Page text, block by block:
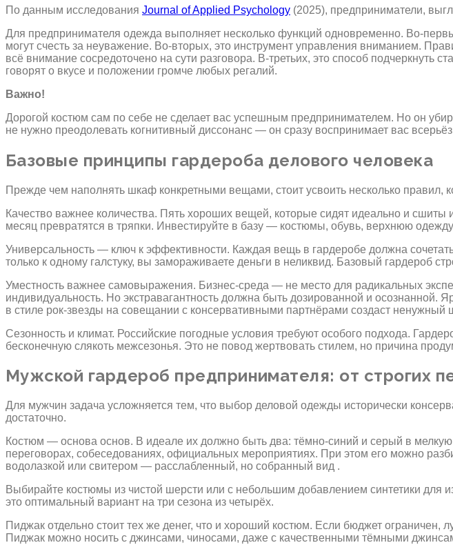
По данным исследования Journal of Applied Psychology (2025), предприниматели,
Для предпринимателя одежда выполняет несколько функций одновременно. Во-
могут счесть за неуважение. Во-вторых, это инструмент управления вниманием.
всё внимание сосредоточено на сути разговора. В-третьих, это способ
говорят о вкусе и положении громче любых регалий.
Важно!
Дорогой костюм сам по себе не сделает вас успешным предпринимателем. Но он
не нужно преодолевать когнитивный диссонанс — он сразу воспринимает вас
Базовые принципы гардероба делового человека
Прежде чем наполнять шкаф конкретными вещами, стоит усвоить несколько правил,
Качество важнее количества. Пять хороших вещей, которые сидят идеально и
месяц превратятся в тряпки. Инвестируйте в базу — костюмы, обувь, верхнюю
Универсальность — ключ к эффективности. Каждая вещь в гардеробе должна
только к одному галстуку, вы замораживаете деньги в неликвид. Базовый гардероб
Уместность важнее самовыражения. Бизнес-среда — не место для радикальных
индивидуальность. Но экстравагантность должна быть дозированной и
в стиле рок-звезды на совещании с консервативными партнёрами создаст ненужный
Сезонность и климат. Российские погодные условия требуют особого подхода.
бесконечную слякоть межсезонья. Это не повод жертвовать стилем, но причина
Мужской гардероб предпринимателя: от строгих
Для мужчин задача усложняется тем, что выбор деловой одежды исторически
достаточно.
Костюм — основа основ. В идеале их должно быть два: тёмно-синий и серый в
переговорах, собеседованиях, официальных мероприятиях. При этом его можно
водолазкой или свитером — расслабленный, но собранный вид .
Выбирайте костюмы из чистой шерсти или с небольшим добавлением синтетики для
это оптимальный вариант на три сезона из четырёх.
Пиджак отдельно стоит тех же денег, что и хороший костюм. Если бюджет
Пиджак можно носить с джинсами, чиносами, даже с качественными тёмными